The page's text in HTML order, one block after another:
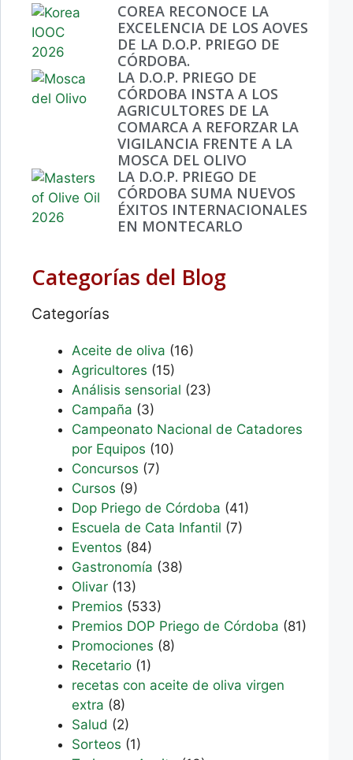
COREA RECONOCE LA
EXCELENCIA DE LOS AOVES
DE LA D.O.P. PRIEGO DE
CÓRDOBA.
LA D.O.P. PRIEGO DE
CÓRDOBA INSTA A LOS
AGRICULTORES DE LA
COMARCA A REFORZAR LA
VIGILANCIA FRENTE A LA
MOSCA DEL OLIVO
LA D.O.P. PRIEGO DE
CÓRDOBA SUMA NUEVOS
ÉXITOS INTERNACIONALES
EN MONTECARLO
Categorías del Blog
Categorías
Aceite de oliva (16)
Agricultores (15)
Análisis sensorial (23)
Campaña (3)
Campeonato Nacional de Catadores
por Equipos (10)
Concursos (7)
Cursos (9)
Dop Priego de Córdoba (41)
Escuela de Cata Infantil (7)
Eventos (84)
Gastronomía (38)
Olivar (13)
Premios (533)
Premios DOP Priego de Córdoba (81)
Promociones (8)
Recetario (1)
recetas con aceite de oliva virgen
extra (8)
Salud (2)
Sorteos (1)